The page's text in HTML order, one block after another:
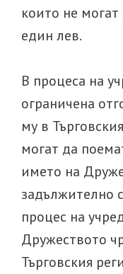
които не
един лев.
В процеса на
ограничена
му в
могат да
името на
задължително
процес на
Дружеството
Търговския